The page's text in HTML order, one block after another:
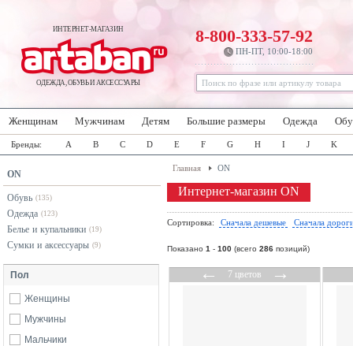
ИНТЕРНЕТ-МАГАЗИН
ОДЕЖДА, ОБУВЬ И АКСЕССУАРЫ
8-800-333-57-92
ПН-ПТ, 10:00-18:00
Женщинам Мужчинам Детям Большие размеры Одежда
Бренды: A B C D E F G H I J K
ON
Обувь (135)
Одежда (123)
Белье и купальники (19)
Сумки и аксессуары (9)
Пол
Женщины
Мужчины
Мальчики
Главная ON
Интернет-магазин ON
Сортировка: Сначала дешевые Сначала
Показано 1 - 100 (всего 286 позиций)
←7 цветов→